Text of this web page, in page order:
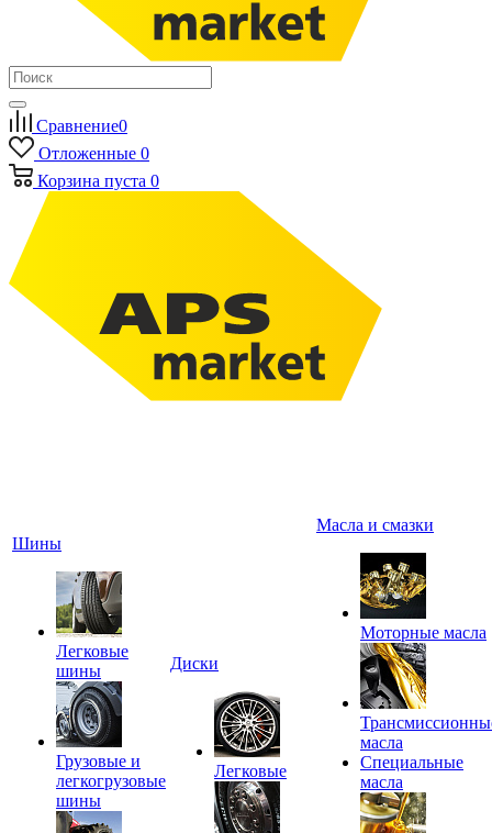
Сравнение0
Отложенные 0
Корзина пуста 0
Шины
Легковые
шины
Грузовые и
легкогрузовые
шины
Диски
Легковые
Масла и смазки
Моторные масла
масла
Специальные
масла